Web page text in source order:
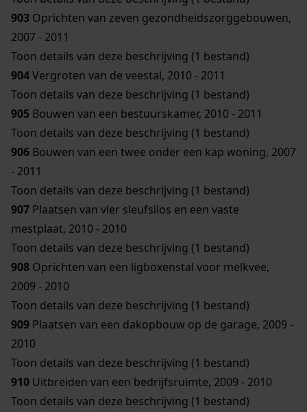
903 Oprichten van zeven gezondheidszorggebouwen,
2007 - 2011
Toon details van deze beschrijving (1 bestand)
904Vergroten van de veestal, 2010 - 2011
Toon details van deze beschrijving (1 bestand)
905 Bouwen van een bestuurskamer, 2010 - 2011
Toon details van deze beschrijving (1 bestand)
906 Bouwen van een twee onder een kap woning, 2007
- 2011
Toon details van deze beschrijving (1 bestand)
907 Plaatsen van vier sleufsilos en een vaste
mestplaat, 2010 - 2010
Toon details van deze beschrijving (1 bestand)
908 Oprichten van een ligboxenstal voor melkvee,
2009 - 2010
Toon details van deze beschrijving (1 bestand)
909 Plaatsen van een dakopbouw op de garage, 2009 -
2010
Toon details van deze beschrijving (1 bestand)
910 Uitbreiden van een bedrijfsruimte, 2009 - 2010
Toon details van deze beschrijving (1 bestand)